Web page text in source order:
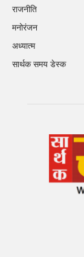
राजनीति
मनोरंजन
अध्यात्म
सार्थक समय डेस्क